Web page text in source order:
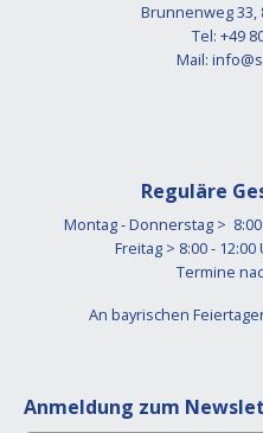
Brunnenweg 33,
Tel: +49
Mail:
Reguläre
Montag - Donnerstag > 8:00
Freitag > 8:00 -
Termine
An bayrischen
Anmeldung zum